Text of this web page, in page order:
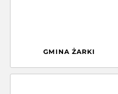
GMINA ŻARKI